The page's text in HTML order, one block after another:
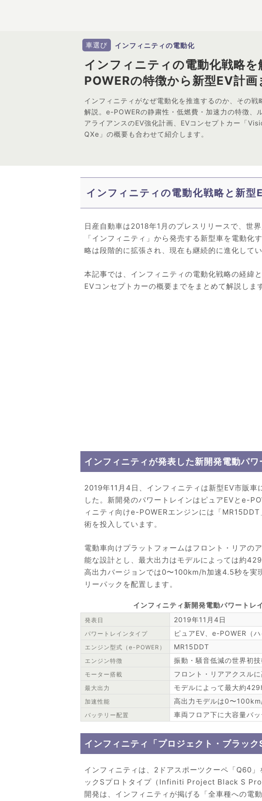
車選び インフィニティの電動化
インフィニティの電動化戦略を
POWERの特徴から新型EV計画
インフィニティがなぜ電動化を推進するのか、その戦
解説。e-POWERの静粛性・低燃費・加速力の特徴、
アライアンスのEV強化計画、EVコンセプトカー「
QXe」の概要も合わせて紹介します。
インフィニティの電動化戦略と新型
日産自動車は2018年1月のプレスリリースで、世
「インフィニティ」から発売する新型車を電動化
略は段階的に拡張され、現在も継続的に進化してい
本記事では、インフィニティの電動化戦略の経緯
EVコンセプトカーの概要までをまとめて解説しま
インフィニティが発表した新開発電動パ
2019年11月4日、インフィニティは新型EV市販車
した。新開発のパワートレインはピュアEVとe-
ィニティ向けe-POWERエンジンには「
術を投入しています。
電動車向けプラットフォームはフロント・リアの
能な設計とし、最大出力はモデルによっては約
高出力バージョンでは0〜100km/h加速4.5秒を実
リーパックを配置します。
インフィニティ新開発電動パワートレ
発表日 2019年11月4日
パワートレインタイプ ピュアEV、e-POWER（
エンジン型式（e-POWER） MR15DDT
エンジン特徴 振動・騒音低減の世界初
モーター搭載 フロント・リアアクスル
最大出力 モデルによって最大約
加速性能 高出力モデルは0〜
バッテリー配置 車両フロア下に大容量バ
インフィニティ「プロジェクト・ブラッ
インフィニティは、2ドアスポーツクーペ「Q60
ックSプロトタイプ（Infiniti Project Black S
開発は、インフィニティが掲げる「全車種への電